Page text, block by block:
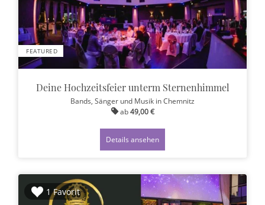
FEATURED
Deine Hochzeitsfeier unterm Sternenhimmel
Bands, Sänger und Musik in Chemnitz
ab49,00 €
Details ansehen
1 Favorit